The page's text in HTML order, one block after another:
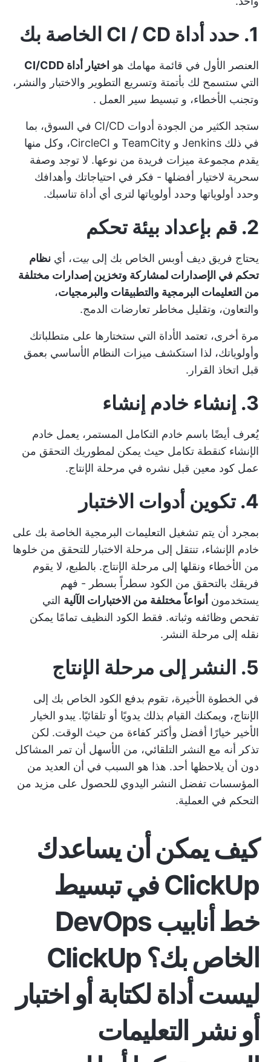
1. حدد أداة CI / CD الخاصة بك
العنصر الأول في قائمة مهامك هو اختيار أداة CI/CDD
التي ستسمح لك بأتمتة وتسريع التطوير والاختبار والنشر،
وتجنب الأخطاء، و تبسيط سير العمل .
ستجد الكثير من الجودة أدوات CI/CD
في السوق، بما
في ذلك Jenkins و TeamCity و CircleCI، وكل منها
يقدم مجموعة ميزات فريدة من نوعها. لا توجد وصفة
سحرية لاختيار أفضلها - فكر في احتياجاتك وأهدافك
وحدد أولوياتها وحدد أولوياتها لترى أي أداة تناسبك.
2. قم بإعداد بيئة تحكم
يحتاج فريق ديف أوبس الخاص بك إلى بيت، أي نظام
تحكم في الإصدارات لمشاركة وتخزين إصدارات مختلفة
من التعليمات البرمجية والتطبيقات والبرمجيات،
والتعاون، وتقليل مخاطر تعارضات الدمج.
مرة أخرى، تعتمد الأداة التي ستختارها على متطلباتك
وأولوياتك، لذا استكشف ميزات النظام الأساسي بعمق
قبل اتخاذ القرار.
3. إنشاء خادم إنشاء
يُعرف أيضًا باسم خادم التكامل المستمر، يعمل خادم
الإنشاء كنقطة تكامل حيث يمكن لمطوريك التحقق من
عمل كود معين قبل نشره في مرحلة الإنتاج.
4. تكوين أدوات الاختبار
بمجرد أن يتم تشغيل التعليمات البرمجية الخاصة بك على
خادم الإنشاء، تنتقل إلى مرحلة الاختبار للتحقق من خلوها
من الأخطاء ونقلها إلى مرحلة الإنتاج. بالطبع، لا يقوم
فريقك بالتحقق من الكود سطراً بسطر - فهم
يستخدمون أنواعاً مختلفة من الاختبارات الآلية التي
تفحص وظائفه وثباته. فقط الكود النظيف تمامًا يمكن
نقله إلى مرحلة النشر.
5. النشر إلى مرحلة الإنتاج
في الخطوة الأخيرة، تقوم بدفع الكود الخاص بك إلى
الإنتاج، ويمكنك القيام بذلك يدويًا أو تلقائيًا. يبدو الخيار
الأخير خيارًا أفضل وأكثر كفاءة من حيث الوقت. لكن
تذكر أنه مع النشر التلقائي، من الأسهل أن تمر المشاكل
دون أن يلاحظها أحد. هذا هو السبب في أن العديد من
المؤسسات تفضل النشر اليدوي للحصول على مزيد من
التحكم في العملية.
كيف يمكن أن يساعدك
ClickUp في تبسيط
خط أنابيب DevOps
الخاص بك؟ ClickUp
ليست أداة لكتابة أو اختبار
أو نشر التعليمات